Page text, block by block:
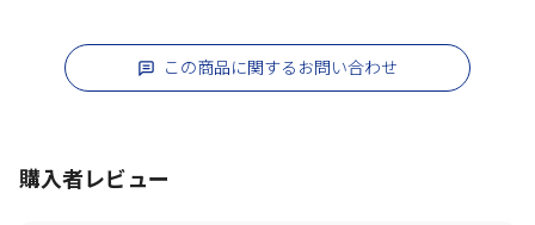
この商品に関するお問い合わせ
購入者レビュー